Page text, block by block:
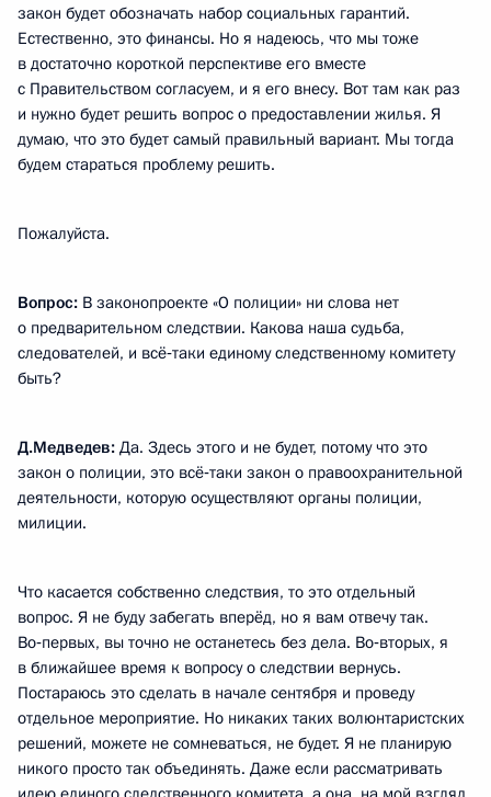
закон будет обозначать набор социальных гарантий.
Естественно, это финансы. Но я надеюсь, что мы тоже
в достаточно короткой перспективе его вместе
с Правительством согласуем, и я его внесу. Вот там как раз
и нужно будет решить вопрос о предоставлении жилья. Я
думаю, что это будет самый правильный вариант. Мы тогда
будем стараться проблему решить.
Пожалуйста.
Вопрос: В законопроекте «О полиции» ни слова нет
о предварительном следствии. Какова наша судьба,
следователей, и всё‑таки единому следственному комитету
быть?
Д.Медведев: Да. Здесь этого и не будет, потому что это
закон о полиции, это всё‑таки закон о правоохранительной
деятельности, которую осуществляют органы полиции,
милиции.
Что касается собственно следствия, то это отдельный
вопрос. Я не буду забегать вперёд, но я вам отвечу так.
Во‑первых, вы точно не останетесь без дела. Во‑вторых, я
в ближайшее время к вопросу о следствии вернусь.
Постараюсь это сделать в начале сентября и проведу
отдельное мероприятие. Но никаких таких волюнтаристских
решений, можете не сомневаться, не будет. Я не планирую
никого просто так объединять. Даже если рассматривать